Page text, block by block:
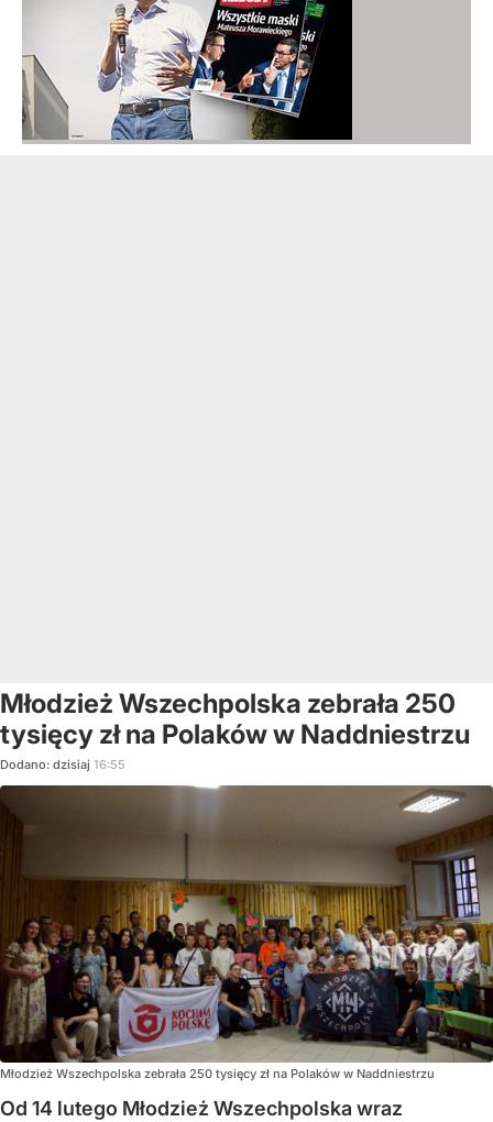
Młodzież Wszechpolska zebrała 250
tysięcy zł na Polaków w Naddniestrzu
Dodano: dzisiaj 16:55
Młodzież Wszechpolska zebrała 250 tysięcy zł na Polaków w Naddniestrzu
Od 14 lutego Młodzież Wszechpolska wraz